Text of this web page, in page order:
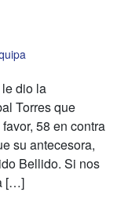
dio la
Torres que
58 en contra
su antecesora,
Bellido. Si nos
[…]